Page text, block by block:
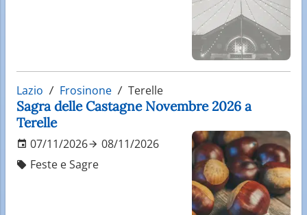
Lazio Frosinone Terelle
Sagra delle Castagne Novembre 2026 a
Terelle
07/11/2026
08/11/2026
Feste e Sagre